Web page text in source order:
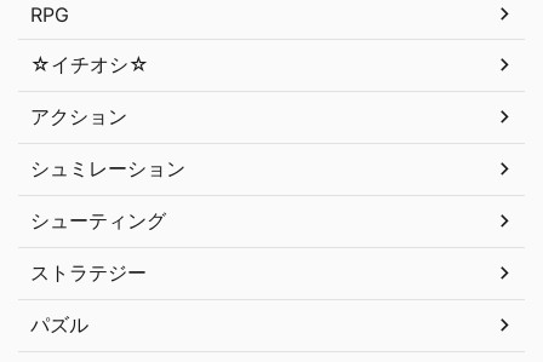
RPG
☆イチオシ☆
アクション
シュミレーション
シューティング
ストラテジー
パズル